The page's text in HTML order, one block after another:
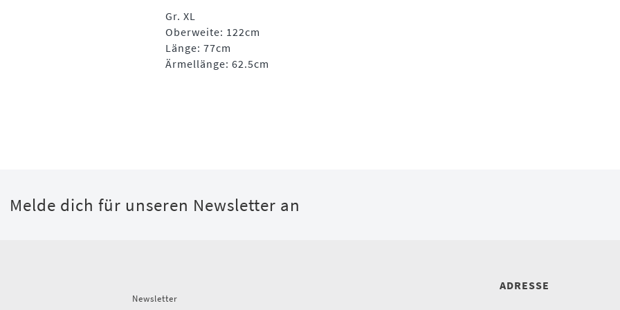
Gr. XL
Oberweite: 122cm
Länge: 77cm
Ärmellänge: 62.5cm
Melde dich für unseren Newsletter an
Newsletter
ADRESSE